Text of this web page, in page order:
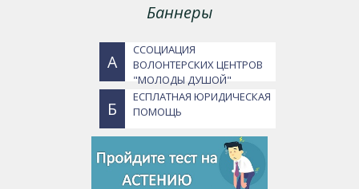
Баннеры
А
ССОЦИАЦИЯ
ВОЛОНТЕРСКИХ ЦЕНТРОВ
"МОЛОДЫ ДУШОЙ"
Б
ЕСПЛАТНАЯ ЮРИДИЧЕСКАЯ
ПОМОЩЬ